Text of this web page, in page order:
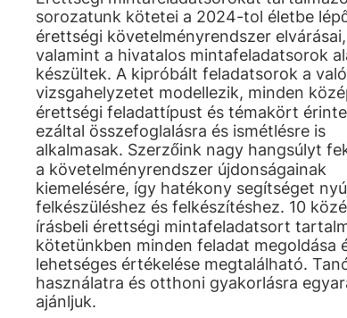
sorozatunk kötetei a 2024-tol életbe
érettségi követelményrendszer elvárásai,
valamint a hivatalos mintafeladatsorok
készültek. A kipróbált feladatsorok a
vizsgahelyzetet modellezik, minden
érettségi feladattípust és témakört
ezáltal összefoglalásra és ismétlésre is
alkalmasak. Szerzőink nagy hangsúlyt
a követelményrendszer újdonságainak
kiemelésére, így hatékony segítséget
felkészüléshez és felkészítéshez. 10
írásbeli érettségi mintafeladatsort
kötetünkben minden feladat megoldása
lehetséges értékelése megtalálható.
használatra és otthoni gyakorlásra
ajánljuk.